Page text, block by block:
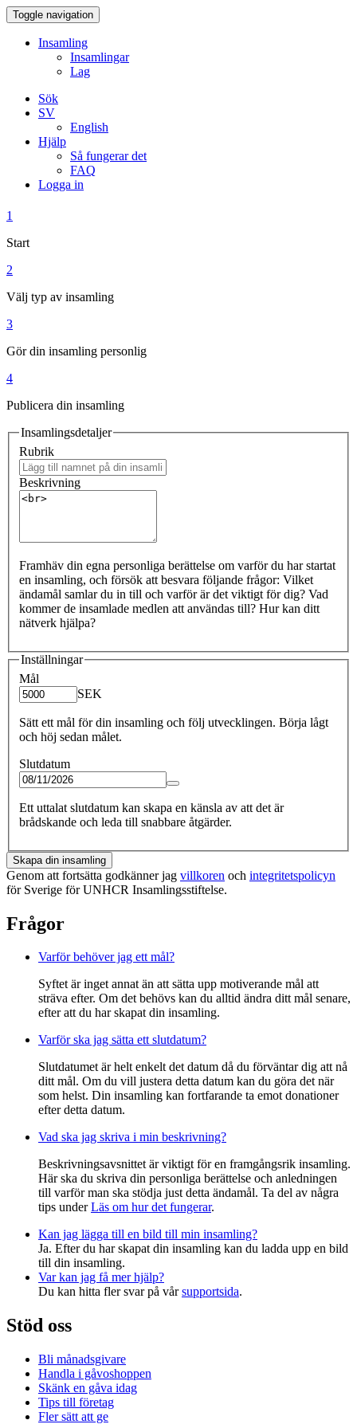
Toggle navigation
Insamling
Insamlingar
Lag
Sök
SV
English
Hjälp
Så fungerar det
FAQ
Logga in
1
Start
2
Välj typ av insamling
3
Gör din insamling personlig
4
Publicera din insamling
Insamlingsdetaljer
Rubrik
Beskrivning
Framhäv din egna personliga berättelse om varför du har startat
en insamling, och försök att besvara följande frågor: Vilket
ändamål samlar du in till och varför är det viktigt för dig? Vad
kommer de insamlade medlen att användas till? Hur kan ditt
nätverk hjälpa?
Inställningar
Mål
SEK
Sätt ett mål för din insamling och följ utvecklingen. Börja lågt
och höj sedan målet.
Slutdatum
Ett uttalat slutdatum kan skapa en känsla av att det är
brådskande och leda till snabbare åtgärder.
Skapa din insamling
Genom att fortsätta godkänner jag villkoren och integritetspolicyn
för Sverige för UNHCR Insamlingsstiftelse.
Frågor
Varför behöver jag ett mål?
Syftet är inget annat än att sätta upp motiverande mål att
sträva efter. Om det behövs kan du alltid ändra ditt mål senare,
efter att du har skapat din insamling.
Varför ska jag sätta ett slutdatum?
Slutdatumet är helt enkelt det datum då du förväntar dig att nå
ditt mål. Om du vill justera detta datum kan du göra det när
som helst. Din insamling kan fortfarande ta emot donationer
efter detta datum.
Vad ska jag skriva i min beskrivning?
Beskrivningsavsnittet är viktigt för en framgångsrik insamling.
Här ska du skriva din personliga berättelse och anledningen
till varför man ska stödja just detta ändamål. Ta del av några
tips underLäs om hur det fungerar.
Kan jag lägga till en bild till min insamling?
Ja. Efter du har skapat din insamling kan du ladda upp en bild
till din insamling.
Var kan jag få mer hjälp?
Du kan hitta fler svar på vårsupportsida.
Stöd oss
Bli månadsgivare
Handla i gåvoshoppen
Skänk en gåva idag
Tips till företag
Fler sätt att ge